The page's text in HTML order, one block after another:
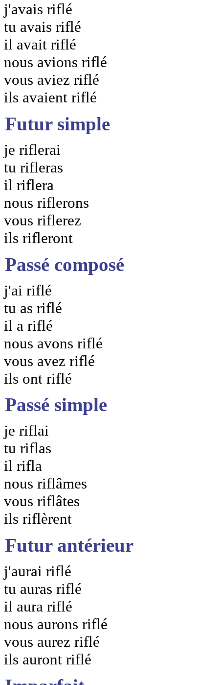
j'avais riflé
tu avais riflé
il avait riflé
nous avions riflé
vous aviez riflé
ils avaient riflé
Futur simple
je riflerai
tu rifleras
il riflera
nous riflerons
vous riflerez
ils rifleront
Passé composé
j'ai riflé
tu as riflé
il a riflé
nous avons riflé
vous avez riflé
ils ont riflé
Passé simple
je riflai
tu riflas
il rifla
nous riflâmes
vous riflâtes
ils riflèrent
Futur antérieur
j'aurai riflé
tu auras riflé
il aura riflé
nous aurons riflé
vous aurez riflé
ils auront riflé